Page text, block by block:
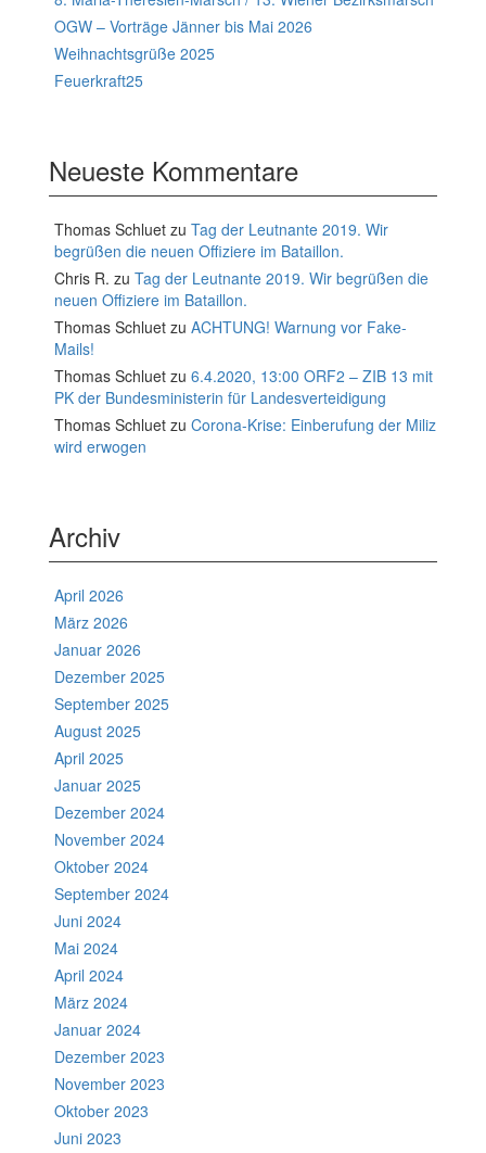
OGW – Vorträge Jänner bis Mai 2026
Weihnachtsgrüße 2025
Feuerkraft25
Neueste Kommentare
Thomas Schluet zu Tag der Leutnante 2019. Wir
begrüßen die neuen Offiziere im Bataillon.
Chris R. zu Tag der Leutnante 2019. Wir begrüßen die
neuen Offiziere im Bataillon.
Thomas Schluet zu ACHTUNG! Warnung vor Fake-
Mails!
Thomas Schluet zu 6.4.2020, 13:00 ORF2 – ZIB 13 mit
PK der Bundesministerin für Landesverteidigung
Thomas Schluet zu Corona-Krise: Einberufung der Miliz
wird erwogen
Archiv
April 2026
März 2026
Januar 2026
Dezember 2025
September 2025
August 2025
April 2025
Januar 2025
Dezember 2024
November 2024
Oktober 2024
September 2024
Juni 2024
Mai 2024
April 2024
März 2024
Januar 2024
Dezember 2023
November 2023
Oktober 2023
Juni 2023